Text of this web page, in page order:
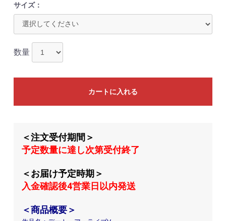
サイズ：
数量
カートに入れる
＜注文受付期間＞
予定数量に達し次第受付終了
＜お届け予定時期＞
入金確認後4営業日以内発送
＜商品概要＞